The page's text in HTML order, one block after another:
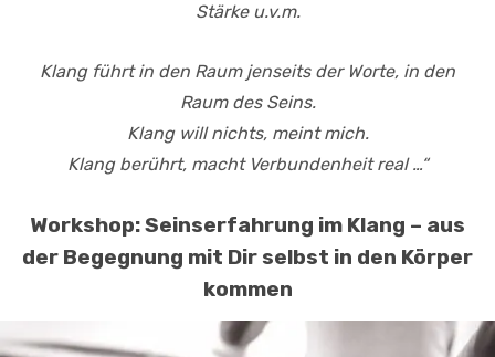
Stärke u.v.m.
Klang führt in den Raum jenseits der Worte, in den
Raum des Seins.
Klang will nichts, meint mich.
Klang berührt, macht Verbundenheit real …“
Workshop: Seinserfahrung im Klang – aus
der Begegnung mit Dir selbst in den Körper
kommen